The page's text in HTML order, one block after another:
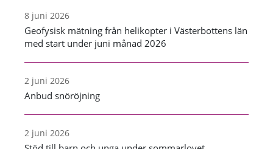
8 juni 2026
Geofysisk mätning från helikopter i Västerbottens län
med start under juni månad 2026
2 juni 2026
Anbud snöröjning
2 juni 2026